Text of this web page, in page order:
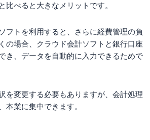
比べると大きなメリットです。
フトを利用すると、さらに経費管理の負
の場合、クラウド会計ソフトと銀行口座
き、データを自動的に入力できるためで
を変更する必要もありますが、会計処理
本業に集中できます。